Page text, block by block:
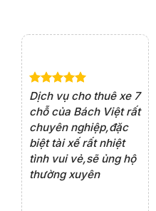
Dịch vụ cho thuê xe 7
chỗ của Bách Việt rất
chuyên nghiệp,đặc
biệt tài xế rất nhiệt
tình vui vẻ,sẽ ủng hộ
thường xuyên